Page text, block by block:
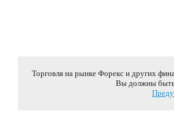
Торговля на рынке Форекс и других
Вы должны быть